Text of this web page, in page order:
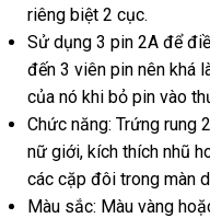
riêng biệt 2 cục.
Sử dụng 3 pin 2A để
đến 3 viên pin nên khá
của nó khi bỏ pin vào
Chức năng: Trứng rung
nữ giới, kích thích nhũ
các cặp đôi trong màn
Màu sắc: Màu vàng